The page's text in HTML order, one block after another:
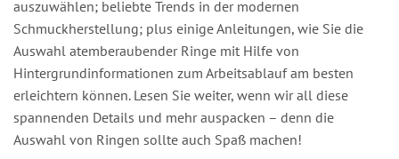
auszuwählen; beliebte Trends in der modernen
Schmuckherstellung; plus einige Anleitungen, wie Sie die
Auswahl atemberaubender Ringe mit Hilfe von
Hintergrundinformationen zum Arbeitsablauf am besten
erleichtern können. Lesen Sie weiter, wenn wir all diese
spannenden Details und mehr auspacken – denn die
Auswahl von Ringen sollte auch Spaß machen!